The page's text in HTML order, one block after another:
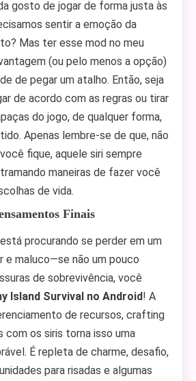
gosto de jogar de forma justa às
sentir a emoção da
Mas ter esse mod no meu
(ou pelo menos a opção)
de pegar um atalho. Então, seja
de acordo com as regras ou tirar
do jogo, de qualquer forma,
Apenas lembre-se de que, não
fique, aquele siri sempre
maneiras de fazer você
de vida.
Finais
procurando se perder em um
e maluco—se não um pouco
de sobrevivência, você
Island Survival no Android! A
de recursos, crafting
com os siris torna isso uma
É repleta de charme, desafio,
para risadas e algumas